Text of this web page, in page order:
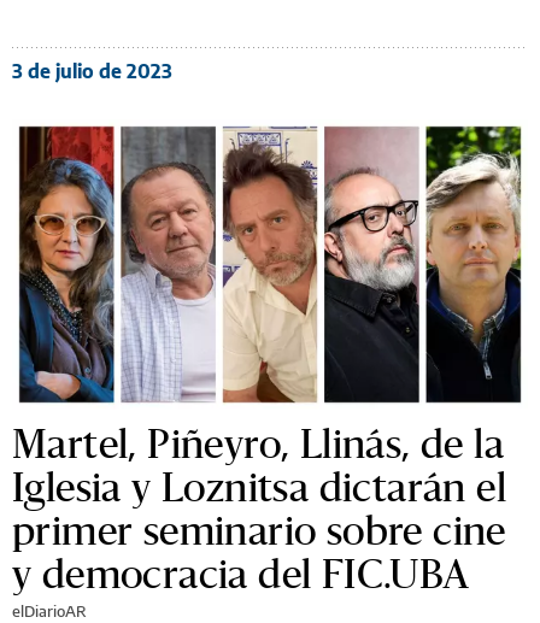
3 de julio de 2023
Martel, Piñeyro, Llinás, de la
Iglesia y Loznitsa dictarán el
primer seminario sobre cine
y democracia del FIC.UBA
elDiarioAR